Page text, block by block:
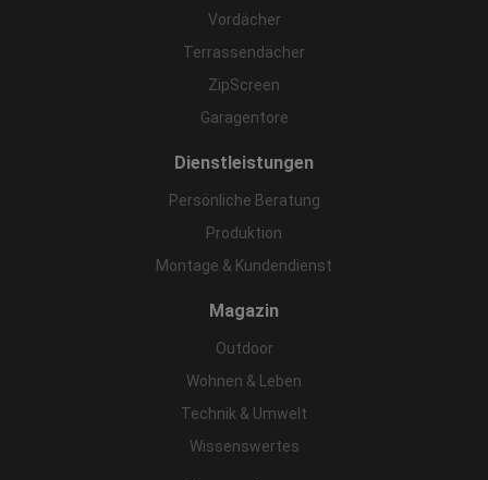
Vordächer
Terrassendächer
ZipScreen
Garagentore
Dienstleistungen
Persönliche Beratung
Produktion
Montage & Kundendienst
Magazin
Outdoor
Wohnen & Leben
Technik & Umwelt
Wissenswertes